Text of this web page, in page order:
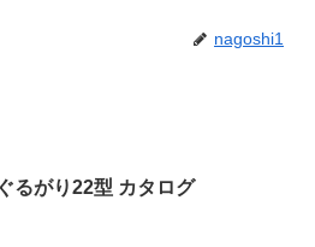
nagoshi1
ぐるがり22型 カタログ